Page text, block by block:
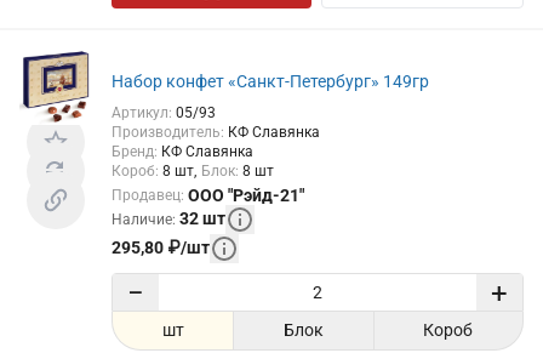
Набор конфет «Санкт-Петербург» 149гр
Артикул: 05/93
Производитель: КФ Славянка
Бренд: КФ Славянка
Короб: 8 шт Блок: 8 шт
Продавец: ООО "Рэйд-21"
Наличие: 32шт
295,80 ₽/шт
− +
шт Блок Короб